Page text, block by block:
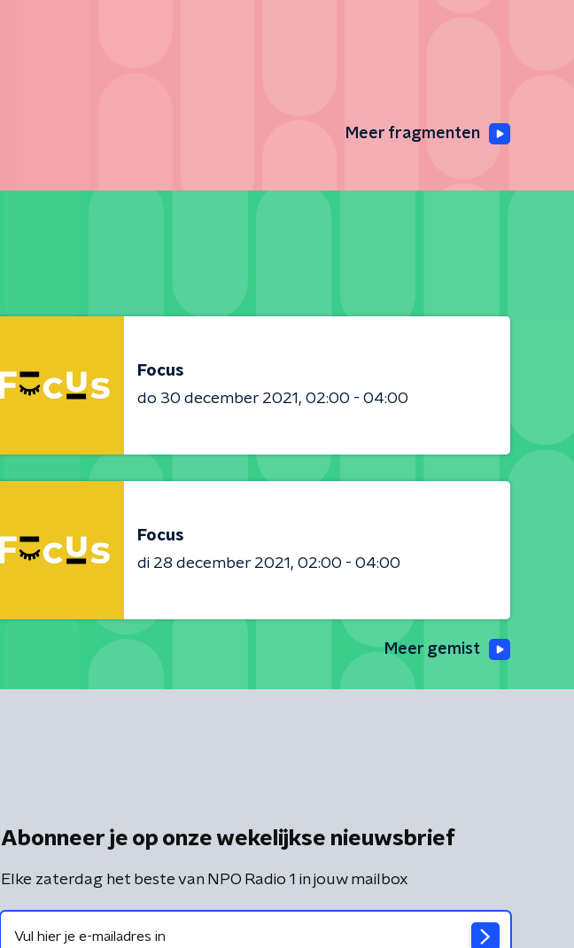
Meer fragmenten
Focus
do 30 december 2021
02:00 - 04:00
Focus
di 28 december 2021
02:00 - 04:00
Meer gemist
Abonneer je op onze wekelijkse nieuwsbrief
Elke zaterdag het beste van NPO Radio 1 in jouw mailbox